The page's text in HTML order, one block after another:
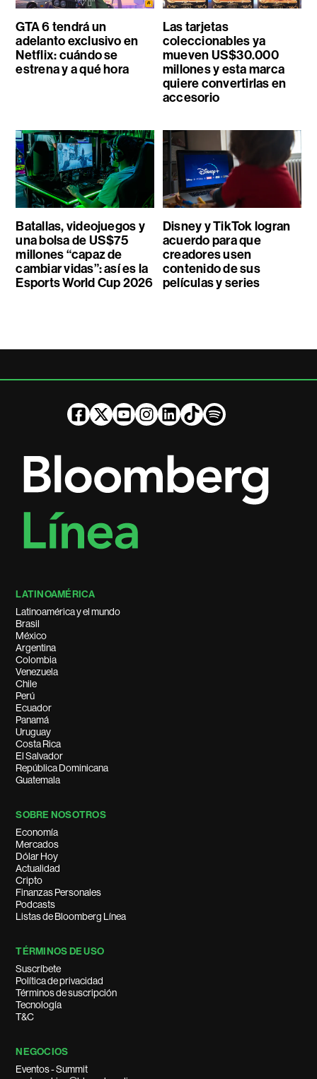
GTA 6 tendrá un
adelanto exclusivo en
Netflix: cuándo se
estrena y a qué hora
Las tarjetas
coleccionables ya
mueven US$30.000
millones y esta marca
quiere convertirlas en
accesorio
Batallas, videojuegos y
una bolsa de US$75
millones “capaz de
cambiar vidas”: así es la
Esports World Cup 2026
Disney y TikTok logran
acuerdo para que
creadores usen
contenido de sus
películas y series
LATINOAMÉRICA
Latinoamérica y el mundo
Brasil
México
Argentina
Colombia
Venezuela
Chile
Perú
Ecuador
Panamá
Uruguay
Costa Rica
El Salvador
República Dominicana
Guatemala
SOBRE NOSOTROS
Economía
Mercados
Dólar Hoy
Actualidad
Cripto
Finanzas Personales
Podcasts
Listas de Bloomberg Línea
TÉRMINOS DE USO
Suscríbete
Política de privacidad
Términos de suscripción
Tecnología
T&C
NEGOCIOS
Eventos - Summit